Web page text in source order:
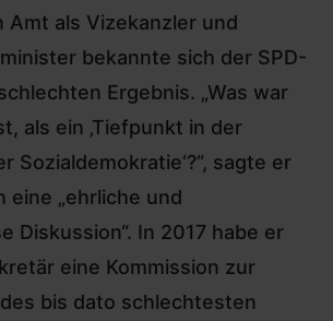
Amt als Vizekanzler und
bekannte sich der SPD-
Ergebnis. „Was war
als ein ‚Tiefpunkt in der
Sozialdemokratie‘?“, sagte er
eine „ehrliche und
Diskussion“. In 2017 habe er
eine Kommission zur
bis dato schlechtesten